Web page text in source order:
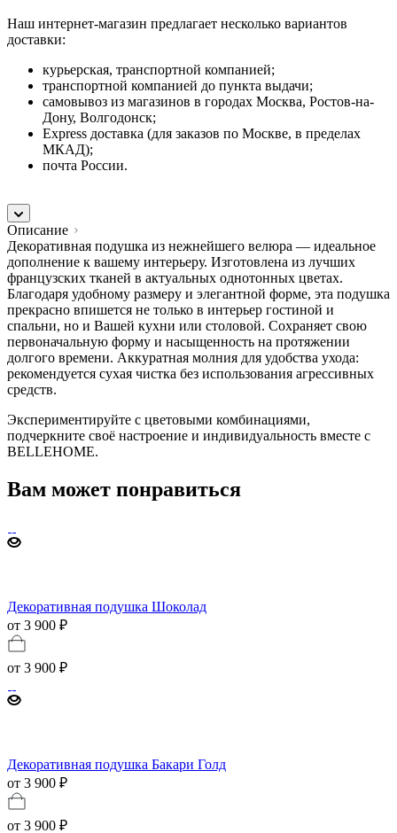
Наш интернет-магазин предлагает несколько вариантов
доставки:
курьерская, транспортной компанией;
транспортной компанией до пункта выдачи;
самовывоз из магазинов в городах Москва, Ростов-на-
Дону, Волгодонск;
Express доставка (для заказов по Москве, в пределах
МКАД);
почта России.
Описание
Декоративная подушка из нежнейшего велюра — идеальное
дополнение к вашему интерьеру. Изготовлена из лучших
французских тканей в актуальных однотонных цветах.
Благодаря удобному размеру и элегантной форме, эта подушка
прекрасно впишется не только в интерьер гостиной и
спальни, но и Вашей кухни или столовой. Сохраняет свою
первоначальную форму и насыщенность на протяжении
долгого времени. Аккуратная молния для удобства ухода:
рекомендуется сухая чистка без использования агрессивных
средств.
Экспериментируйте с цветовыми комбинациями,
подчеркните своё настроение и индивидуальность вместе с
BELLEHOME.
Вам может понравиться
Декоративная подушка Шоколад
от 3 900 ₽
от 3 900 ₽
Декоративная подушка Бакари Голд
от 3 900 ₽
от 3 900 ₽